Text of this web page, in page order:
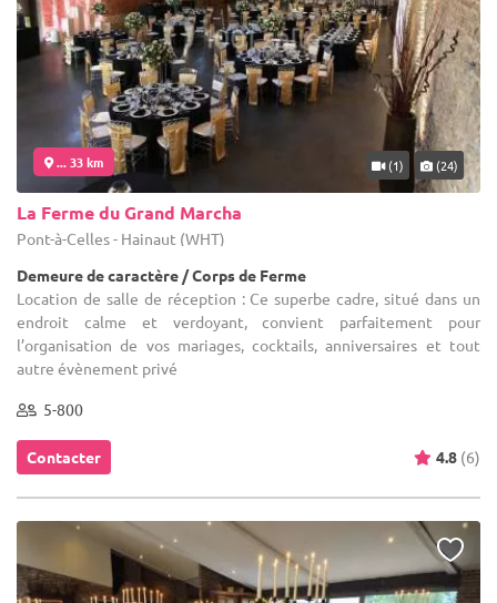
... 33 km (1) (24)
La Ferme du Grand Marcha
Pont-à-Celles - Hainaut (WHT)
Demeure de caractère / Corps de Ferme
Location de salle de réception : Ce superbe cadre, situé dans un
endroit calme et verdoyant, convient parfaitement pour
l’organisation de vos mariages, cocktails, anniversaires et tout
autre évènement privé
5-800
Contacter 4.8 (6)